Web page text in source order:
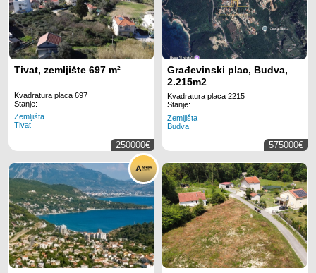
Tivat, zemljište 697 m²
Kvadratura placa 697
Stanje:
Zemljišta
Tivat
250000€
Građevinski plac, Budva,
2.215m2
Kvadratura placa 2215
Stanje:
Zemljišta
Budva
575000€